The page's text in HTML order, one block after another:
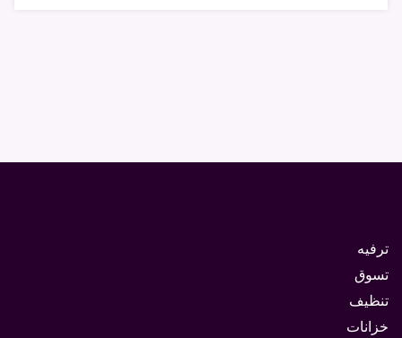
ترفيه
تسوق
تنظيف
خزانات